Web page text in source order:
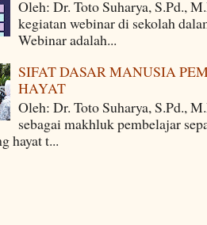
Oleh: Dr. Toto Suharya, S.Pd.,
kegiatan webinar di sekolah
Webinar adalah...
SIFAT DASAR MANUSIA
HAYAT
Oleh: Dr. Toto Suharya, S.Pd.,
sebagai makhluk pembelajar
hayat t...